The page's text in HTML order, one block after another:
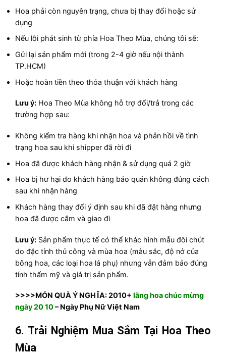
Hoa phải còn nguyên trạng, chưa bị thay đổi hoặc sử
dụng
Nếu lỗi phát sinh từ phía Hoa Theo Mùa, chúng tôi sẽ:
Gửi lại sản phẩm mới (trong 2-4 giờ nếu nội thành
TP.HCM)
Hoặc hoàn tiền theo thỏa thuận với khách hàng
Lưu ý: Hoa Theo Mùa không hỗ trợ đổi/trả trong các
trường hợp sau:
Không kiểm tra hàng khi nhận hoa và phản hồi về tình
trạng hoa sau khi shipper đã rời đi
Hoa đã được khách hàng nhận & sử dụng quá 2 giờ
Hoa bị hư hại do khách hàng bảo quản không đúng cách
sau khi nhận hàng
Khách hàng thay đổi ý định sau khi đã đặt hàng nhưng
hoa đã được cắm và giao đi
Lưu ý: Sản phẩm thực tế có thể khác hình mẫu đôi chút
do đặc tính thủ công và mùa hoa (màu sắc, độ nở của
bông hoa, các loại hoa lá phụ) nhưng vẫn đảm bảo đúng
tính thẩm mỹ và giá trị sản phẩm.
>>>>MÓN QUÀ Ý NGHĨA: 2010+ lẵng hoa chúc mừng
ngày 20 10– Ngày Phụ Nữ Việt Nam
6. Trải Nghiệm Mua Sắm Tại Hoa Theo
Mùa